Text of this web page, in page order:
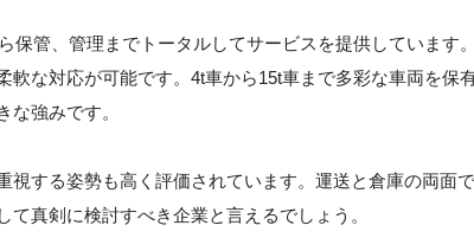
保管、管理までトータルしてサービスを提供しています
な対応が可能です。4t車から15t車まで多彩な車両を保有
強みです。
する姿勢も高く評価されています。運送と倉庫の両面
真剣に検討すべき企業と言えるでしょう。